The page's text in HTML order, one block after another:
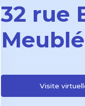
32 rue
Visite